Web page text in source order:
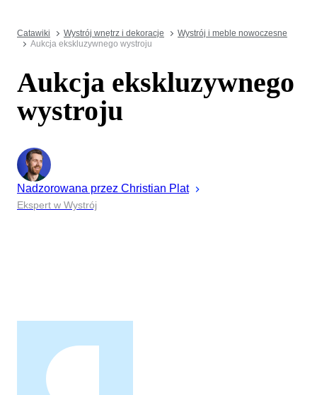
Catawiki Wystrój wnętrz i dekoracje
Wystrój i meble nowoczesne
Aukcja ekskluzywnego wystroju
Aukcja ekskluzywnego
wystroju
Nadzorowana przez Christian Plat
Ekspert w Wystrój